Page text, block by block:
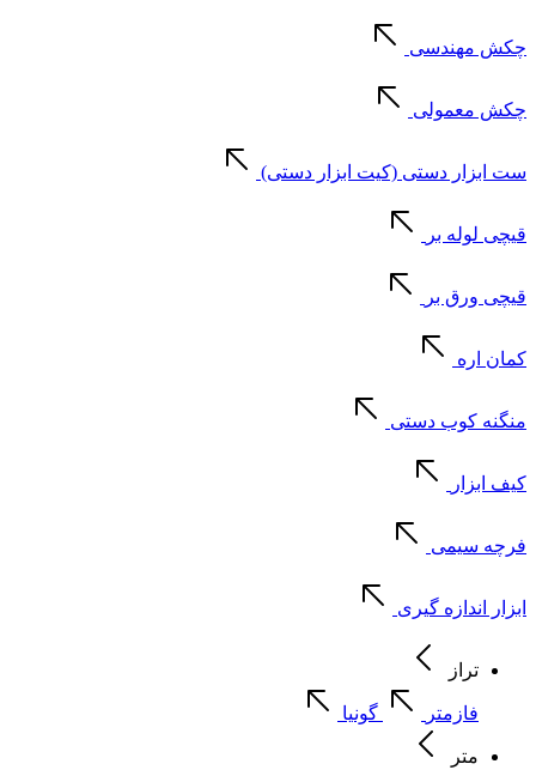
چکش مهندسی
چکش معمولی
ست ابزار دستی (کیت ابزار دستی)
قیچی لوله بر
قیچی ورق بر
کمان اره
منگنه کوب دستی
کیف ابزار
فرچه سیمی
ابزار اندازه گیری
تراز
فازمتر گونیا
متر